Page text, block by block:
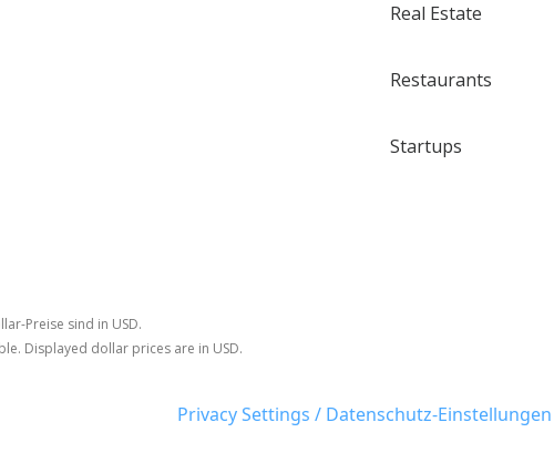
Real Estate
Restaurants
Startups
Preise sind in USD.
Displayed dollar prices are in USD.
Privacy Settings / Datenschutz-Einstellungen